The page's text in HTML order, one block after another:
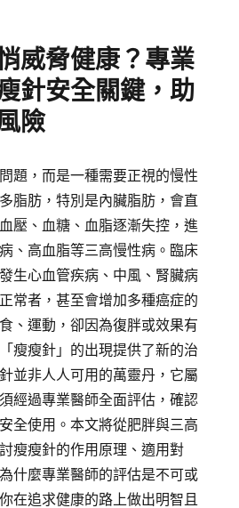
威脅健康？專業
針安全關鍵，助
險
題，而是一種需要正視的慢性
脂肪，特別是內臟脂肪，會直
壓、血糖、血脂逐漸失控，進
、高血脂等三高慢性病。臨床
生心血管疾病、中風、腎臟病
常者，甚至會增加多種癌症的
、運動，卻因為復胖或效果有
瘦瘦針」的出現提供了新的治
並非人人可用的萬靈丹，它屬
經過專業醫師全面評估，確認
全使用。本文將從肥胖與三高
瘦瘦針的作用原理、適用對
什麼專業醫師的評估是不可或
在追求健康的路上做出明智且